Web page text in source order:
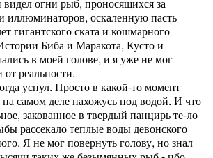
иллюминаторов, оскаленную пасть
гигантского ската и кошмарного
Биба и Маракота, Кусто и
в моей голове, и я уже не мог
реальности.
уснул. Просто в какой-то момент
на самом деле нахожусь под водой. И что
закованное в твердый панцирь те-ло
рассекало теплые воды девонского
Я не мог повернуть голову, но знал